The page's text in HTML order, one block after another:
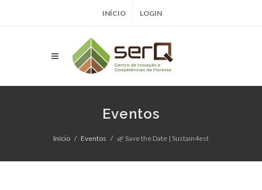
INÍCIO LOGIN
Eventos
Início Eventos 🌿 Save the Date | Sustain4est